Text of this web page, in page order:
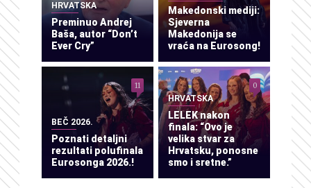
HRVATSKA
Preminuo Andrej
Baša, autor “Don’t
Ever Cry”
Makedonski mediji:
Sjeverna
Makedonija se
vraća na Eurosong!
BEČ 2026.
Poznati detaljni
rezultati polufinala
Eurosonga 2026.!
11
HRVATSKA
LELEK nakon
finala: “Ovo je
velika stvar za
Hrvatsku, ponosne
smo i sretne.”
0